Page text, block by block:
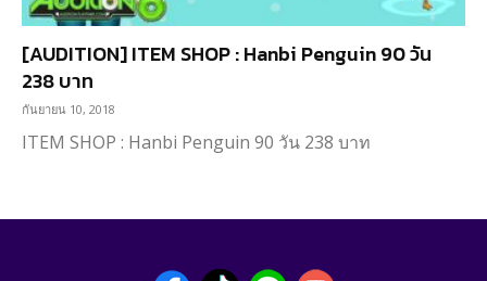
[AUDITION] ITEM SHOP : Hanbi Penguin 90 วัน
238 บาท
กันยายน 10, 2018
ITEM SHOP : Hanbi Penguin 90 วัน 238 บาท